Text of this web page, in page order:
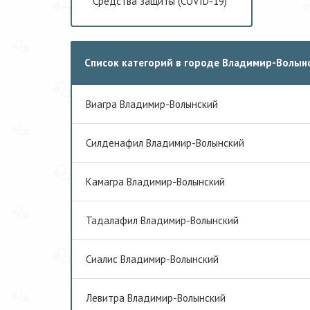
Список категорий в городе Владимир-
Виагра Владимир-Волынский
Cилденафил Владимир-Волынский
Камагра Владимир-Волынский
Тадалафил Владимир-Волынский
Сиалис Владимир-Волынский
Левитра Владимир-Волынский